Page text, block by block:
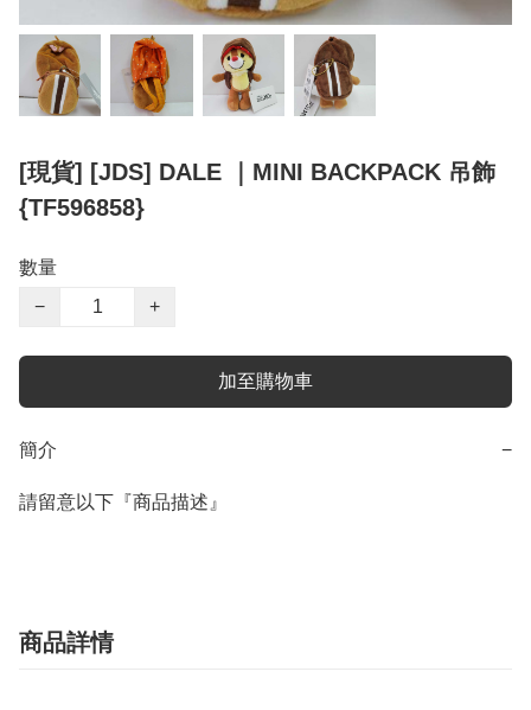
[現貨] [JDS] DALE ｜MINI BACKPACK 吊飾
{TF596858}
數量
−
+
加至購物車
簡介 −
請留意以下『商品描述』
商品詳情